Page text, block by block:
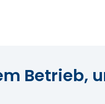
Betrieb,